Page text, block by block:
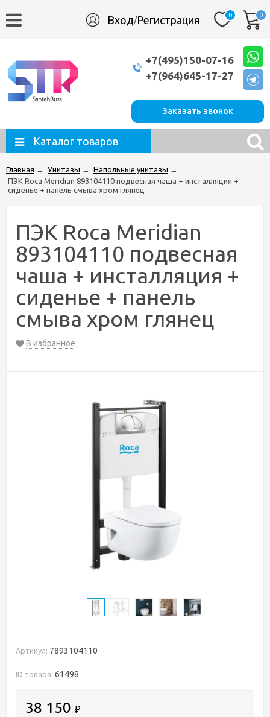
Вход/Регистрация 0 0
+7(495)150-07-16
+7(964)645-17-27
Заказать звонок
Каталог товаров
Главная → Унитазы → Напольные унитазы →
ПЭК Roca Meridian 893104110 подвесная чаша + инсталляция +
сиденье + панель смыва хром глянец
ПЭК Roca Meridian
893104110 подвесная
чаша + инсталляция +
сиденье + панель
смыва хром глянец
В избранное
Артикул: 7893104110
ID товара: 61498
38 150 ₽